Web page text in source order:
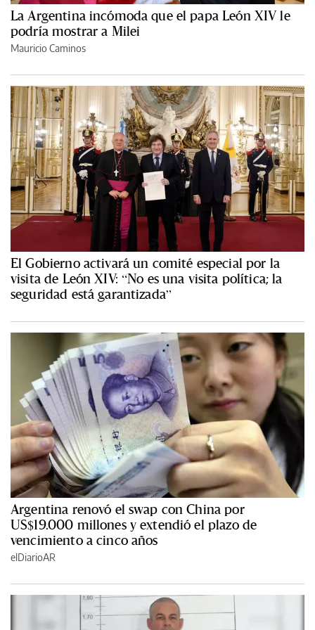
La Argentina incómoda que el papa León XIV le
podría mostrar a Milei
Mauricio Caminos
El Gobierno activará un comité especial por la
visita de León XIV: “No es una visita política; la
seguridad está garantizada”
Argentina renovó el swap con China por
US$19.000 millones y extendió el plazo de
vencimiento a cinco años
elDiarioAR